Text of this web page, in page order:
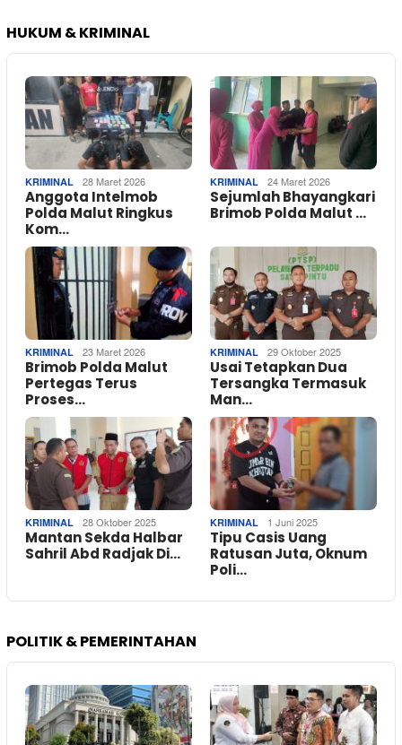
HUKUM & KRIMINAL
KRIMINAL 28 Maret 2026
Anggota Intelmob
Polda Malut Ringkus
Kom…
KRIMINAL 24 Maret 2026
Sejumlah Bhayangkari
Brimob Polda Malut …
KRIMINAL 23 Maret 2026
Brimob Polda Malut
Pertegas Terus
Proses…
KRIMINAL 29 Oktober 2025
Usai Tetapkan Dua
Tersangka Termasuk
Man…
KRIMINAL 28 Oktober 2025
Mantan Sekda Halbar
Sahril Abd Radjak Di…
KRIMINAL 1 Juni 2025
Tipu Casis Uang
Ratusan Juta, Oknum
Poli…
POLITIK & PEMERINTAHAN